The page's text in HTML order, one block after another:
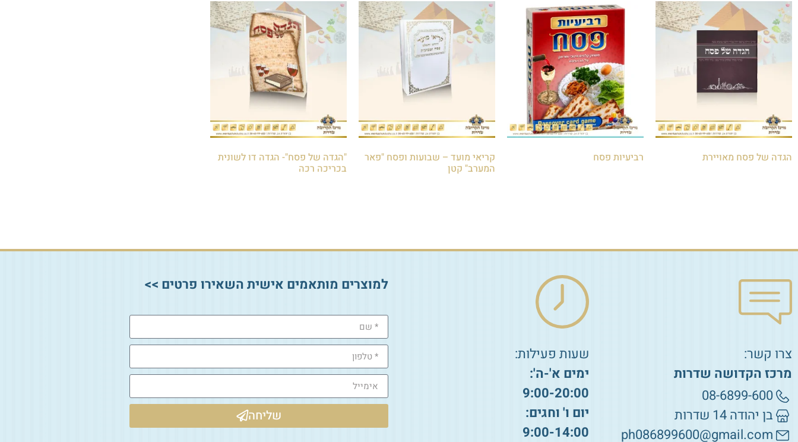
הגדה של פסח מאויירת רביעיות פסח קריאי מועד – שבועות ופסח "פאר
המערב" קטן
"הגדה של פסח"- הגדה דו לשונית
בכריכה רכה
צרו קשר:
מרכז הקדושה שדרות
08-6899-600
בן יהודה 14 שדרות
ph086899600@gmail.com
שעות פעילות:
ימים א'-ה':
9:00-20:00
יום ו' וחגים:
9:00-14:00
למוצרים מותאמים אישית השאירו פרטים >>
שליחה